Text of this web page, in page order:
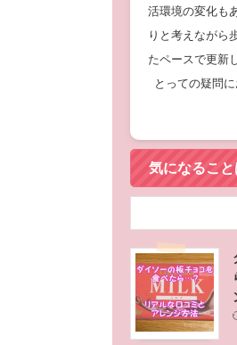
活環境の変化も
りと考えながら
たペースで更新
とっての疑問
気になるこ